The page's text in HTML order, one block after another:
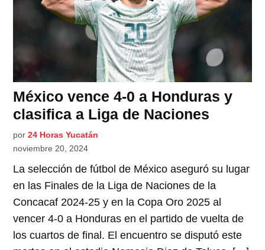
México vence 4-0 a Honduras y
clasifica a Liga de Naciones
por 24 Horas Yucatán
noviembre 20, 2024
La selección de fútbol de México aseguró su lugar
en las Finales de la Liga de Naciones de la
Concacaf 2024-25 y en la Copa Oro 2025 al
vencer 4-0 a Honduras en el partido de vuelta de
los cuartos de final. El encuentro se disputó este